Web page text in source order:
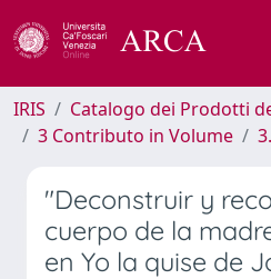
IRIS
Catalogo dei Prodotti
3 Contributo in Volume
"Deconstruir y
cuerpo de la
en Yo la quise de